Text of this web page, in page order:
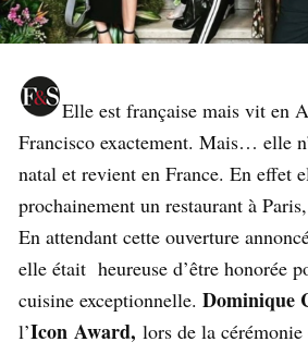
Elle est française mais vit en
Francisco exactement. Mais… elle
natal et revient en France. En effet
prochainement un restaurant à
En attendant cette ouverture
elle était heureuse d’être honorée
cuisine exceptionnelle. Dominique
l’Icon Award, lors de la